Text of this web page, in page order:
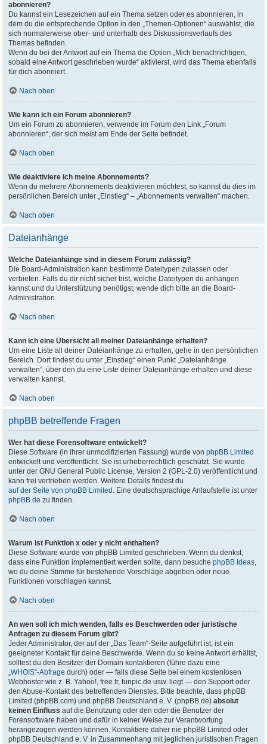
abonnieren?
Du kannst ein Lesezeichen auf ein Thema setzen oder es abonnieren, in
dem du die entsprechende Option in den „Themen-Optionen“ auswählst, die
sich normalerweise ober- und unterhalb des Diskussionsverlaufs des
Themas befinden.
Wenn du bei der Antwort auf ein Thema die Option „Mich benachrichtigen,
sobald eine Antwort geschrieben wurde“ aktivierst, wird das Thema ebenfalls
für dich abonniert.
Nach oben
Wie kann ich ein Forum abonnieren?
Um ein Forum zu abonnieren, verwende im Forum den Link „Forum
abonnieren“, der sich meist am Ende der Seite befindet.
Nach oben
Wie deaktiviere ich meine Abonnements?
Wenn du mehrere Abonnements deaktivieren möchtest, so kannst du dies im
persönlichen Bereich unter „Einstieg“ – „Abonnements verwalten“ machen.
Nach oben
Dateianhänge
Welche Dateianhänge sind in diesem Forum zulässig?
Die Board-Administration kann bestimmte Dateitypen zulassen oder
verbieten. Falls du dir nicht sicher bist, welche Dateitypen du anhängen
kannst und du Unterstützung benötigst, wende dich bitte an die Board-
Administration.
Nach oben
Kann ich eine Übersicht all meiner Dateianhänge erhalten?
Um eine Liste all deiner Dateianhänge zu erhalten, gehe in den persönlichen
Bereich. Dort findest du unter „Einstieg“ einen Punkt „Dateianhänge
verwalten“, über den du eine Liste deiner Dateianhänge erhalten und diese
verwalten kannst.
Nach oben
phpBB betreffende Fragen
Wer hat diese Forensoftware entwickelt?
Diese Software (in ihrer unmodifizierten Fassung) wurde vonphpBB Limited
entwickelt und veröffentlicht. Sie ist urheberrechtlich geschützt. Sie wurde
unter der GNU General Public License, Version 2 (GPL-2.0) veröffentlicht und
kann frei vertrieben werden. Weitere Details findest du
auf der Seite von phpBB Limited . Eine deutschsprachige Anlaufstelle ist unter
phpBB.de zu finden.
Nach oben
Warum ist Funktion x oder y nicht enthalten?
Diese Software wurde von phpBB Limited geschrieben. Wenn du denkst,
dass eine Funktion implementiert werden sollte, dann besuchephpBB Ideas,
wo du deine Stimme für bestehende Vorschläge abgeben oder neue
Funktionen vorschlagen kannst.
Nach oben
An wen soll ich mich wenden, falls es Beschwerden oder juristische
Anfragen zu diesem Forum gibt?
Jeder Administrator, der auf der „Das Team“-Seite aufgeführt ist, ist ein
geeigneter Kontakt für deine Beschwerde. Wenn du so keine Antwort erhältst,
solltest du den Besitzer der Domain kontaktieren (führe dazu eine
„WHOIS“-Abfrage durch) oder — falls diese Seite bei einem kostenlosen
Webhoster wie z. B. Yahoo!, free.fr, funpic.de usw. liegt — den Support oder
den Abuse-Kontakt des betreffenden Dienstes. Bitte beachte, dass phpBB
Limited (phpBB.com) und phpBB Deutschland e. V. (phpBB.de)absolut
keinen Einfluss auf die Benutzung oder den oder die Benutzer der
Forensoftware haben und dafür in keiner Weise zur Verantwortung
herangezogen werden können. Kontaktiere daher nie phpBB Limited oder
phpBB Deutschland e. V. in Zusammenhang mit jeglichen juristischen Fragen